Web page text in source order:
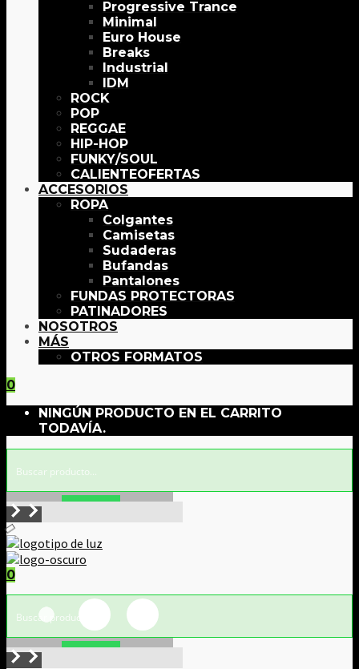
Progressive Trance
Minimal
Euro House
Breaks
Industrial
IDM
ROCK
POP
REGGAE
HIP-HOP
FUNKY/SOUL
OFERTAS
ACCESORIOS
ROPA
Colgantes
Camisetas
Sudaderas
Bufandas
Pantalones
FUNDAS PROTECTORAS
PATINADORES
NOSOTROS
MÁS
OTROS FORMATOS
0
NINGÚN PRODUCTO EN EL CARRITO
TODAVÍA.
0